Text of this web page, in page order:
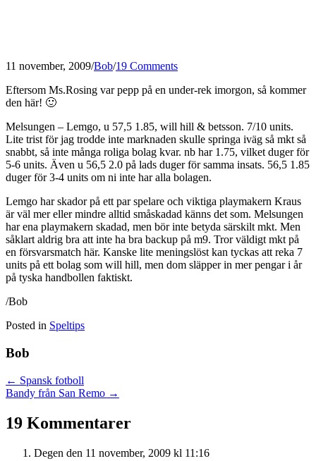
11 november, 2009/Bob/19 Comments
Eftersom Ms.Rosing var pepp på en under-rek imorgon, så kommer
den här! 🙂
Melsungen – Lemgo, u 57,5 1.85, will hill & betsson. 7/10 units.
Lite trist för jag trodde inte marknaden skulle springa iväg så mkt så
snabbt, så inte många roliga bolag kvar. nb har 1.75, vilket duger för
5-6 units. Även u 56,5 2.0 på lads duger för samma insats. 56,5 1.85
duger för 3-4 units om ni inte har alla bolagen.
Lemgo har skador på ett par spelare och viktiga playmakern Kraus
är väl mer eller mindre alltid småskadad känns det som. Melsungen
har ena playmakern skadad, men bör inte betyda särskilt mkt. Men
såklart aldrig bra att inte ha bra backup på m9. Tror väldigt mkt på
en försvarsmatch här. Kanske lite meningslöst kan tyckas att reka 7
units på ett bolag som will hill, men dom släpper in mer pengar i år
på tyska handbollen faktiskt.
/Bob
Posted in Speltips
Bob
Posts
navigation
← Spansk fotboll
Bandy från San Remo →
19 Kommentarer
Degen den 11 november, 2009 kl 11:16